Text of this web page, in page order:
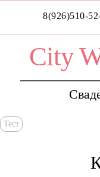
8(926)510-
City
Тест